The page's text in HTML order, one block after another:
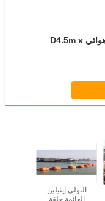
حاجز مطاطي بحري هوائي D4.5m x
البولي إيثيلين
العائمة حلقة